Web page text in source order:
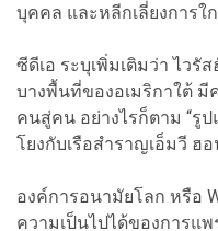
บุคคล และหลีกเลี่ยงการใ
ซีดีเอ ระบุเพิ่มเติมว่า ไว
บางพื้นที่ของอเมริกาใต้ มี
คนสู่คน อย่างไรก็ตาม “รู
โยงกับเรือสำราญเอ็มวี ฮ
องค์การอนามัยโลก หรือ
ความเป็นไปได้ของการแ